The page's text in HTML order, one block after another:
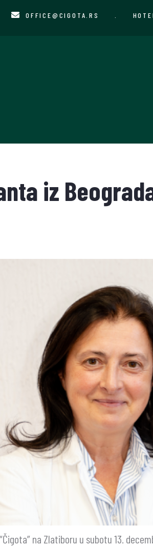
OFFICE@CIGOTA.RS
iz
na Zlatiboru u subotu 13.